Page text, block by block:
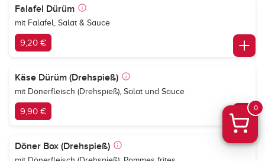
Falafel Dürüm
mit Falafel, Salat & Sauce
9,20 €
Käse Dürüm (Drehspieß)
mit Dönerfleisch (Drehspieß), Salat und Sauce
9,90 €
Döner Box (Drehspieß)
0